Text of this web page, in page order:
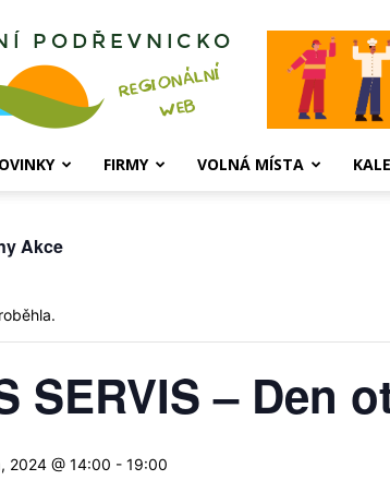
Horní
FIRMY VOLNÁ MÍSTA
Akce
SERVIS – Den
2024 @ 14:00 - 19:00